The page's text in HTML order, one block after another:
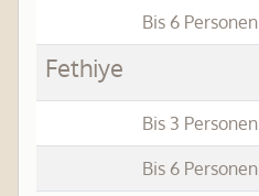
Bis 6 Personen
Fethiye
Bis 3 Personen
Bis 6 Personen